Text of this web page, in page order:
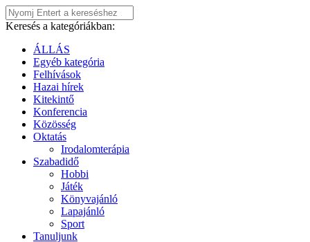
Keresés a kategóriákban:
ÁLLÁS
Egyéb kategória
Felhívások
Hazai hírek
Kitekintő
Konferencia
Közösség
Oktatás
Irodalomterápia
Szabadidő
Hobbi
Játék
Könyvajánló
Lapajánló
Sport
Tanuljunk